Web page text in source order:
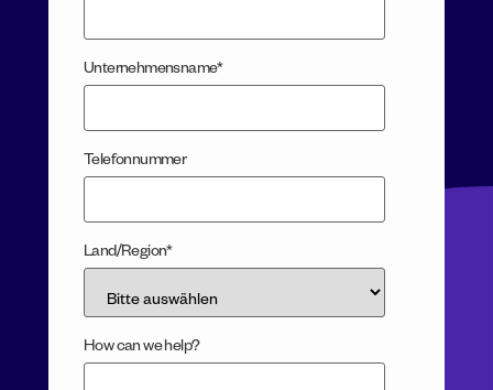
Unternehmensname*
Telefonnummer
Land/Region*
How can we help?